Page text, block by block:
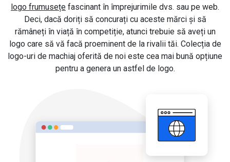
logo frumusețe fascinant în împrejurimile dvs. sau pe web.
Deci, dacă doriți să concurați cu aceste mărci și să
rămâneți în viață în competiție, atunci trebuie să aveți un
logo care să vă facă proeminent de la rivalii tăi. Colecția de
logo-uri de machiaj oferită de noi este cea mai bună opțiune
pentru a genera un astfel de logo.